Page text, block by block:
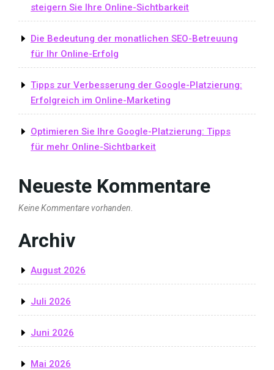
steigern Sie Ihre Online-Sichtbarkeit
Die Bedeutung der monatlichen SEO-Betreuung
für Ihr Online-Erfolg
Tipps zur Verbesserung der Google-Platzierung:
Erfolgreich im Online-Marketing
Optimieren Sie Ihre Google-Platzierung: Tipps
für mehr Online-Sichtbarkeit
Neueste Kommentare
Keine Kommentare vorhanden.
Archiv
August 2026
Juli 2026
Juni 2026
Mai 2026